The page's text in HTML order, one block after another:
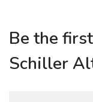
Be the
Schiller